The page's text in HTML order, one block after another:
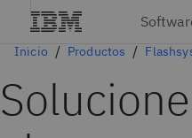
Inicio Productos